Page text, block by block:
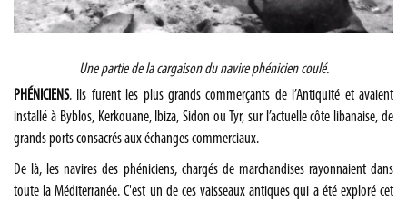
Une partie de la cargaison du navire phénicien coulé.
PHÉNICIENS. Ils furent les plus grands commerçants de l’Antiquité et avaient
installé à Byblos, Kerkouane, Ibiza, Sidon ou Tyr, sur l’actuelle côte libanaise, de
grands ports consacrés aux échanges commerciaux.
De là, les navires des phéniciens, chargés de marchandises rayonnaient dans
toute la Méditerranée. C'est un de ces vaisseaux antiques qui a été exploré cet